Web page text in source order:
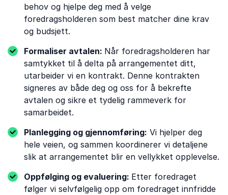
behov og hjelpe deg med å velge
foredragsholderen som best matcher dine krav
og budsjett.
Formaliser avtalen: Når foredragsholderen har
samtykket til å delta på arrangementet ditt,
utarbeider vi en kontrakt. Denne kontrakten
signeres av både deg og oss for å bekrefte
avtalen og sikre et tydelig rammeverk for
samarbeidet.
Planlegging og gjennomføring: Vi hjelper deg
hele veien, og sammen koordinerer vi detaljene
slik at arrangementet blir en vellykket opplevelse.
Oppfølging og evaluering: Etter foredraget
følger vi selvfølgelig opp om foredraget innfridde